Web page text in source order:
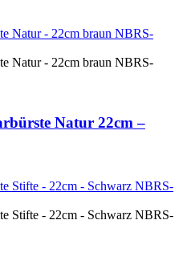
Natur 22cm –